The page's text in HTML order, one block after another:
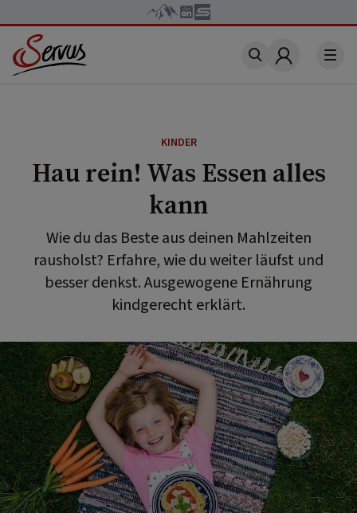
Account
KINDER
Hau rein! Was Essen alles
kann
Wie du das Beste aus deinen Mahlzeiten
rausholst? Erfahre, wie du weiter läufst und
besser denkst. Ausgewogene Ernährung
kindgerecht erklärt.